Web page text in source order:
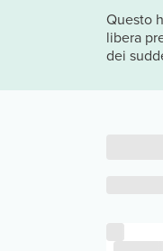
Questo
libera
dei